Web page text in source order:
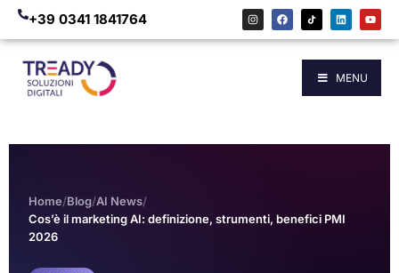
+39 0341 1841764
MENU
Home/Blog/AI News/
Cos’è il marketing AI: definizione, strumenti, benefici PMI
2026